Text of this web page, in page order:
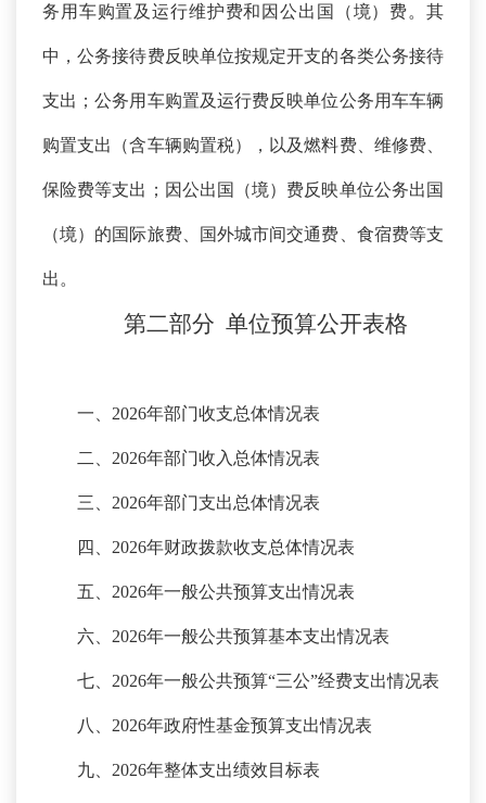
务用车购置及运行维护费和因公出国（境）费。其
中，公务接待费反映单位按规定开支的各类公务接待
支出；公务用车购置及运行费反映单位公务用车车辆
购置支出（含车辆购置税），以及燃料费、维修费、
保险费等支出；因公出国（境）费反映单位公务出国
（境）的国际旅费、国外城市间交通费、食宿费等支
出。
第二部分 单位预算公开表格
一、 2026年部门收支总体情况表
二、 2026年部门收入总体情况表
三、 2026年部门支出总体情况表
四、 2026年财政拨款收支总体情况表
五、 2026年一般公共预算支出情况表
六、 2026年一般公共预算基本支出情况表
七、 2026年一般公共预算“三公”经费支出情况表
八、 2026年政府性基金预算支出情况表
九、 2026年整体支出绩效目标表